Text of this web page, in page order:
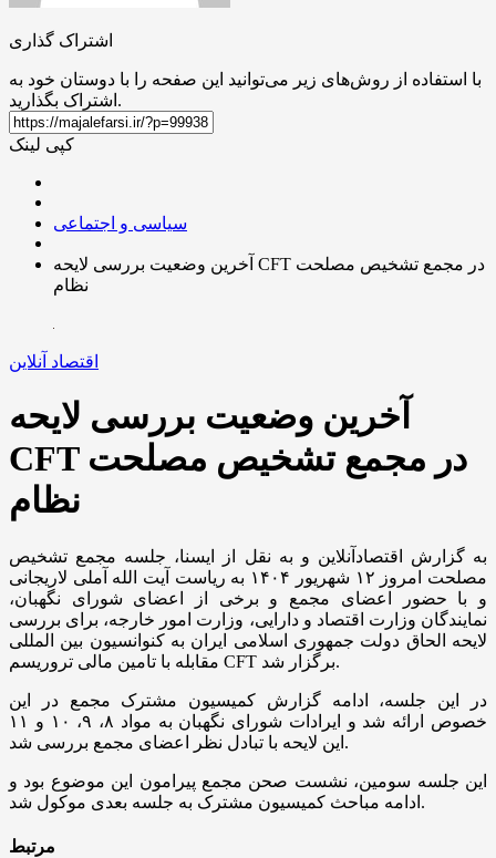
اشتراک گذاری
با استفاده از روش‌های زیر می‌توانید این صفحه را با دوستان خود به
اشتراک بگذارید.
کپی لینک
سیاسی و اجتماعی
آخرین وضعیت بررسی لایحه CFT در مجمع تشخیص مصلحت
نظام
اقتصاد آنلاین
آخرین وضعیت بررسی لایحه
CFT در مجمع تشخیص مصلحت
نظام
به گزارش اقتصادآنلاین و به نقل از ایسنا، جلسه مجمع تشخیص
مصلحت امروز ۱۲ شهریور ۱۴۰۴ به ریاست آیت الله آملی لاریجانی
و با حضور اعضای مجمع و برخی از اعضای شورای نگهبان،
نمایندگان وزارت اقتصاد و دارایی، وزارت امور خارجه، برای بررسی
لایحه الحاق دولت جمهوری اسلامی ایران به کنوانسیون بین المللی
مقابله با تامین مالی تروریسم CFT برگزار شد.
در این جلسه، ادامه گزارش کمیسیون مشترک مجمع در این
خصوص ارائه شد و ایرادات شورای نگهبان به مواد ۸، ۹، ۱۰ و ۱۱
این لایحه با تبادل نظر اعضای مجمع بررسی شد.
این جلسه سومین، نشست صحن مجمع پیرامون این موضوع بود و
ادامه مباحث کمیسیون مشترک به جلسه بعدی موکول شد.
مرتبط